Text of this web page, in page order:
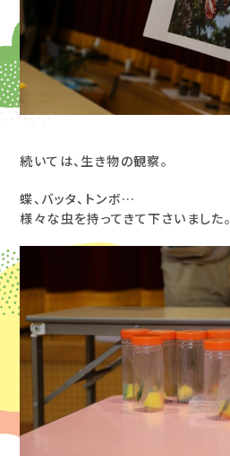
続いては、生き物の観察。
蝶、バッタ、トンボ…
様々な虫を持ってきて下さいました。